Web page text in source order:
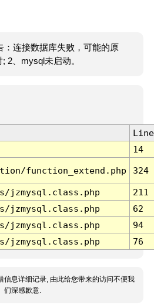
：连接数据库失败，可能的原
2、mysql未启动。
Line
14
function_extend.php 324
jzmysql.class.php
211
jzmysql.class.php
62
jzmysql.class.php
94
jzmysql.class.php 76
信息详细记录, 由此给您带来的访问不便我
们深感歉意.